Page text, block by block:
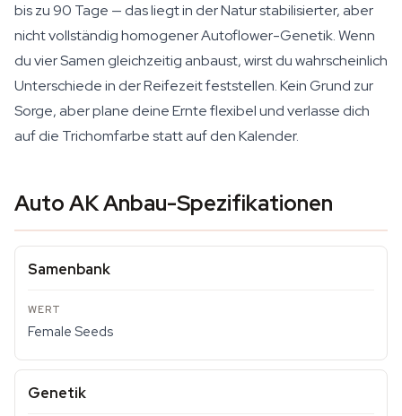
bis zu 90 Tage — das liegt in der Natur stabilisierter, aber
nicht vollständig homogener Autoflower-Genetik. Wenn
du vier Samen gleichzeitig anbaust, wirst du wahrscheinlich
Unterschiede in der Reifezeit feststellen. Kein Grund zur
Sorge, aber plane deine Ernte flexibel und verlasse dich
auf die Trichomfarbe statt auf den Kalender.
Auto AK Anbau-Spezifikationen
Samenbank
Female Seeds
Genetik